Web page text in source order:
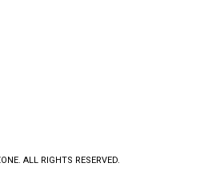
ALL RIGHTS RESERVED.